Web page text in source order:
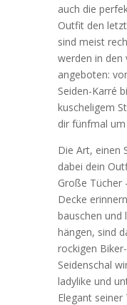
auch die
Outfit den
sind meist
werden in den
angeboten:
Seiden-Karré
kuscheligem
dir fünfmal
Die Art, einen
dabei dein
Große Tücher
Decke
bauschen und
hängen, sind
rockigen
Seidenschal
ladylike und
Elegant